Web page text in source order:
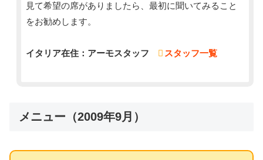
見て希望の席がありましたら、最初に聞いてみること
をお勧めします。
イタリア在住：アーモスタッフ スタッフ一覧
メニュー（2009年9月）